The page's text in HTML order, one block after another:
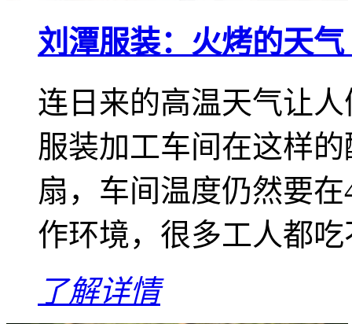
刘潭服装：火烤的天
连日来的高温天气让
服装加工车间在这样
扇，车间温度仍然要
作环境，很多工人都
了解详情